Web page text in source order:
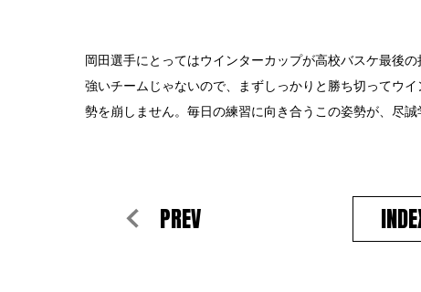
岡田選手にとってはウインターカップが高校バスケ最後
強いチームじゃないので、まずしっかりと勝ち切ってウ
勢を崩しません。毎日の練習に向き合うこの姿勢が、尽誠
PREV